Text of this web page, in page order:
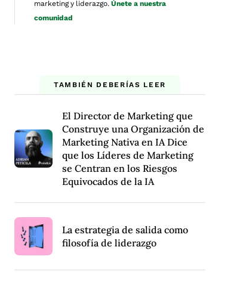
marketing y liderazgo. Únete a nuestra
comunidad
TAMBIÉN DEBERÍAS LEER
El Director de Marketing que
Construye una Organización de
Marketing Nativa en IA Dice
que los Líderes de Marketing
se Centran en los Riesgos
Equivocados de la IA
La estrategia de salida como
filosofía de liderazgo